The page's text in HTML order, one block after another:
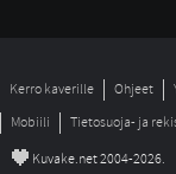
Kerro kaverille Ohjeet
Mobiili
Tietosuoja- ja
© Kuvake.net 2004-2026.